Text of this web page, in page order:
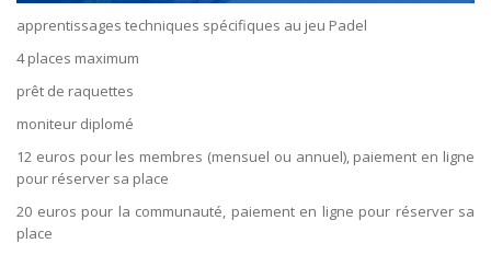
apprentissages techniques spécifiques au jeu Padel
4 places maximum
prêt de raquettes
moniteur diplomé
12 euros pour les membres (mensuel ou annuel), paiement en ligne
pour réserver sa place
20 euros pour la communauté, paiement en ligne pour réserver sa
place